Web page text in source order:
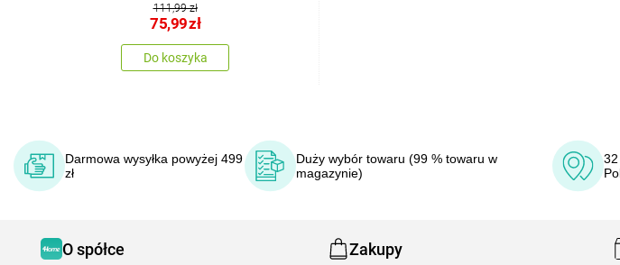
111,99 zł
75,99zł
Do koszyka
Darmowa wysyłka powyżej 499
zł
Duży wybór towaru (99 % towaru w
magazynie)
O spółce Zakupy